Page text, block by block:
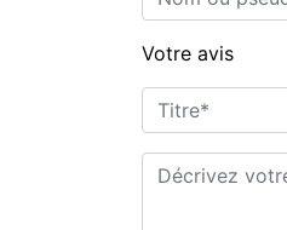
Votre avis
Titre*
Commentaire*